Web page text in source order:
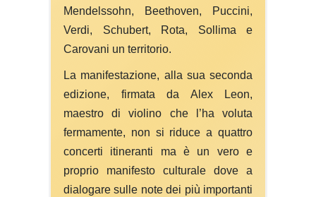
Mendelssohn, Beethoven, Puccini,
Verdi, Schubert, Rota, Sollima e
Carovani un territorio.
La manifestazione, alla sua seconda
edizione, firmata da Alex Leon,
maestro di violino che l’ha voluta
fermamente, non si riduce a quattro
concerti itineranti ma è un vero e
proprio manifesto culturale dove a
dialogare sulle note dei più importanti